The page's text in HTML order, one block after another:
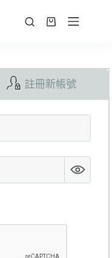
註冊新帳號